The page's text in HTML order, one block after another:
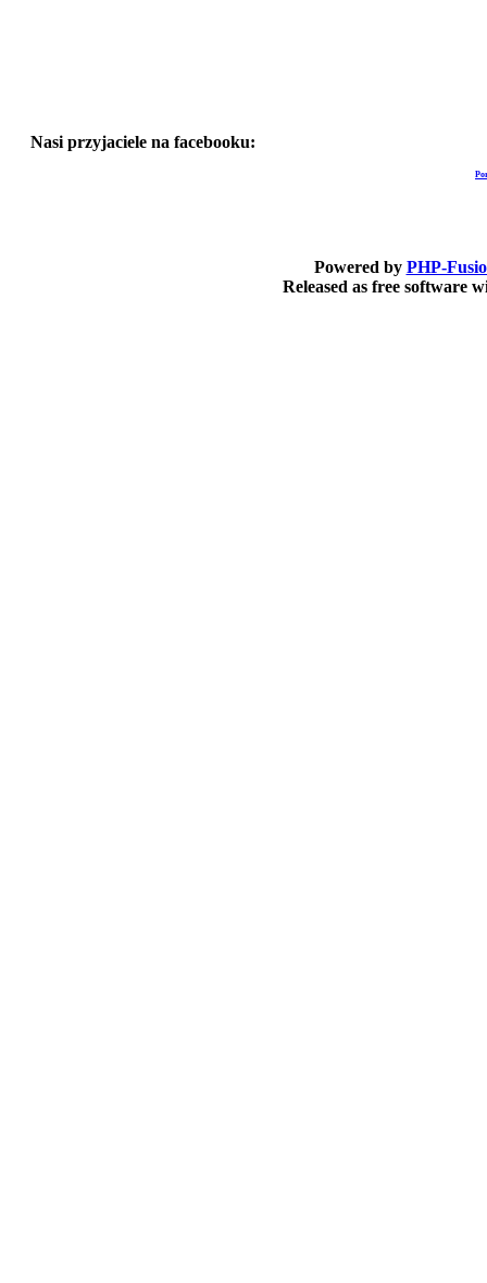
Nasi przyjaciele na facebooku:
Powered by PHP-
Released as free software